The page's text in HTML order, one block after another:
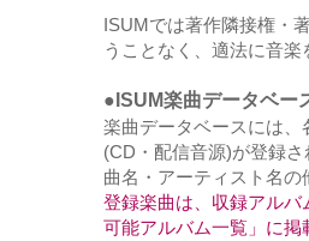
ISUMでは著作隣接権・
うことなく、適法に音楽
●ISUM楽曲データベー
楽曲データベースには
(CD・配信音源)が登録さ
曲名・アーティスト名の
登録楽曲は、収録アル
可能アルバム一覧」に掲